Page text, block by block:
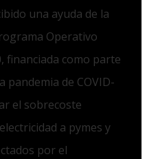
una ayuda de la
Operativo
financiada como parte
pandemia de COVID-
el sobrecoste
a pymes y
por el